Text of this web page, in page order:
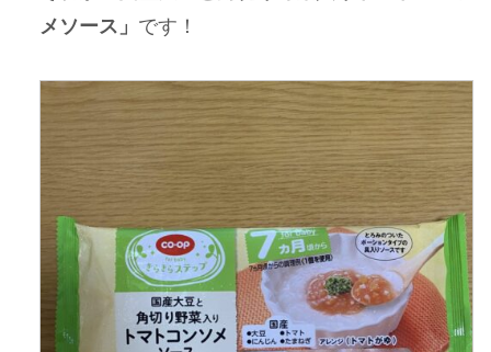
メソース」 です！